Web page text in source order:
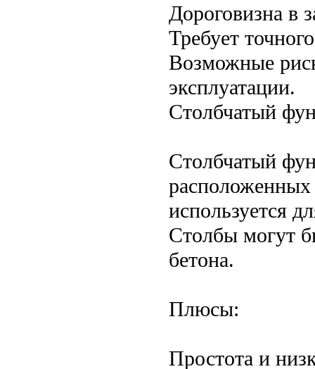
Дороговизна в
Требует
Возможные
эксплуатации.
Столбчатый
Столбчатый
используется
Столбы могут
бетона.
Плюсы:
Простота и